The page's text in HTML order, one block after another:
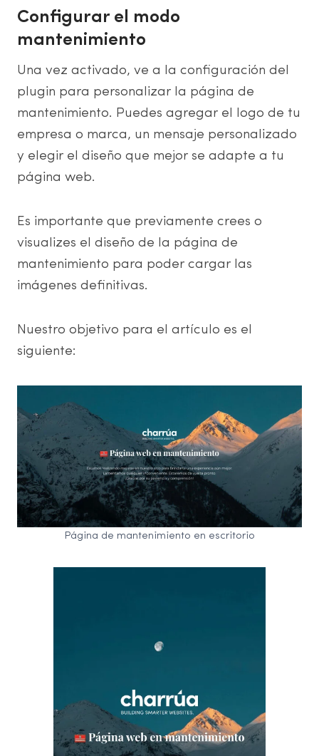
Configurar el modo
mantenimiento
Una vez activado, ve a la configuración del
plugin para personalizar la página de
mantenimiento. Puedes agregar el logo de tu
empresa o marca, un mensaje personalizado
y elegir el diseño que mejor se adapte a tu
página web.
Es importante que previamente crees o
visualizes el diseño de la página de
mantenimiento para poder cargar las
imágenes definitivas.
Nuestro objetivo para el artículo es el
siguiente:
Página de mantenimiento en escritorio